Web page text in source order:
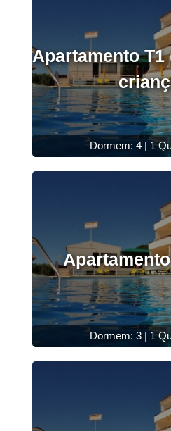
Apartamento T1
Dormem: 4 | 1
Dormem: 3 | 1